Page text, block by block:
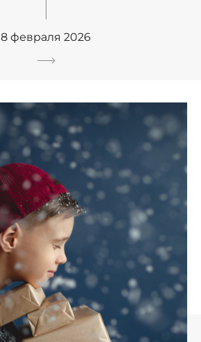
8 февраля 2026